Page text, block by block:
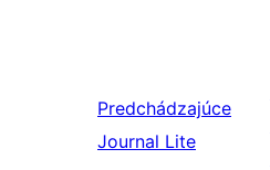
Predchádzajúce
Journal Lite